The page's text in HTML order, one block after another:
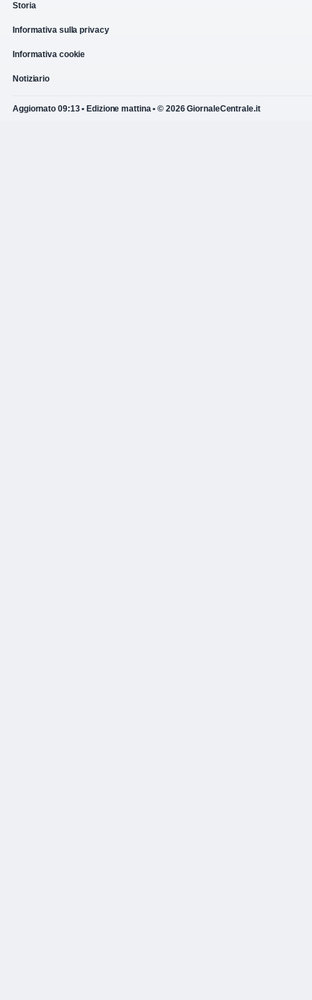
Storia
Informativa sulla privacy
Informativa cookie
Notiziario
Aggiornato 09:13 • Edizione mattina • © 2026 GiornaleCentrale.it